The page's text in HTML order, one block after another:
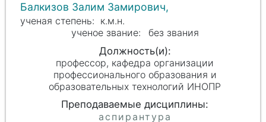
Балкизов Залим Замирович,
к.м.н.
без звания
профессор, кафедра организации
профессионального образования и
образовательных технологий ИНОПР